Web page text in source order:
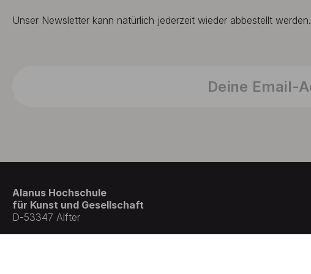
Unser Newsletter kann natürlich jederzeit wieder abbestellt werden.
Alanus Hochschule
für Kunst und Gesellschaft
D-53347 Alfter